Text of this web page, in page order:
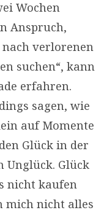
Wochen
Anspruch,
verlorenen
suchen“, kann
erfahren.
sagen, wie
auf Momente
Glück in der
Unglück. Glück
nicht kaufen
mich nicht alles